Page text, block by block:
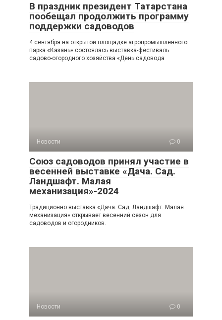
В праздник президент Татарстана
пообещал продолжить программу
поддержки садоводов
4 сентября на открытой площадке агропромышленного
парка «Казань» состоялась выставка-фестиваль
садово-огородного хозяйства «День садовода
Новости 0
Союз садоводов принял участие в
весенней выставке «Дача. Сад.
Ландшафт. Малая
механизация»-2024
Традиционно выставка «Дача. Сад. Ландшафт. Малая
механизация» открывает весенний сезон для
садоводов и огородников.
Новости 0